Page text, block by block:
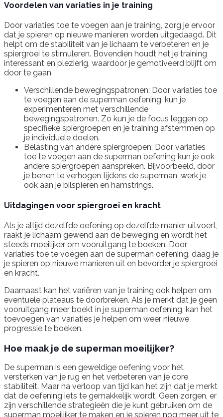
Voordelen van variaties in je training
Door variaties toe te voegen aan je training, zorg je ervoor
dat je spieren op nieuwe manieren worden uitgedaagd. Dit
helpt om de stabiliteit van je lichaam te verbeteren en je
spiergroei te stimuleren. Bovendien houdt het je training
interessant en plezierig, waardoor je gemotiveerd blijft om
door te gaan.
Verschillende bewegingspatronen: Door variaties toe
te voegen aan de superman oefening, kun je
experimenteren met verschillende
bewegingspatronen. Zo kun je de focus leggen op
specifieke spiergroepen en je training afstemmen op
je individuele doelen.
Belasting van andere spiergroepen: Door variaties
toe te voegen aan de superman oefening kun je ook
andere spiergroepen aanspreken. Bijvoorbeeld, door
je benen te verhogen tijdens de superman, werk je
ook aan je bilspieren en hamstrings.
Uitdagingen voor spiergroei en kracht
Als je altijd dezelfde oefening op dezelfde manier uitvoert,
raakt je lichaam gewend aan de beweging en wordt het
steeds moeilijker om vooruitgang te boeken. Door
variaties toe te voegen aan de superman oefening, daag je
je spieren op nieuwe manieren uit en bevorder je spiergroei
en kracht.
Daarnaast kan het variëren van je training ook helpen om
eventuele plateaus te doorbreken. Als je merkt dat je geen
vooruitgang meer boekt in je superman oefening, kan het
toevoegen van variaties je helpen om weer nieuwe
progressie te boeken.
Hoe maak je de superman moeilijker?
De superman is een geweldige oefening voor het
versterken van je rug en het verbeteren van je core
stabiliteit. Maar na verloop van tijd kan het zijn dat je merkt
dat de oefening iets te gemakkelijk wordt. Geen zorgen, er
zijn verschillende strategieën die je kunt gebruiken om de
superman moeilijker te maken en je spieren nog meer uit te